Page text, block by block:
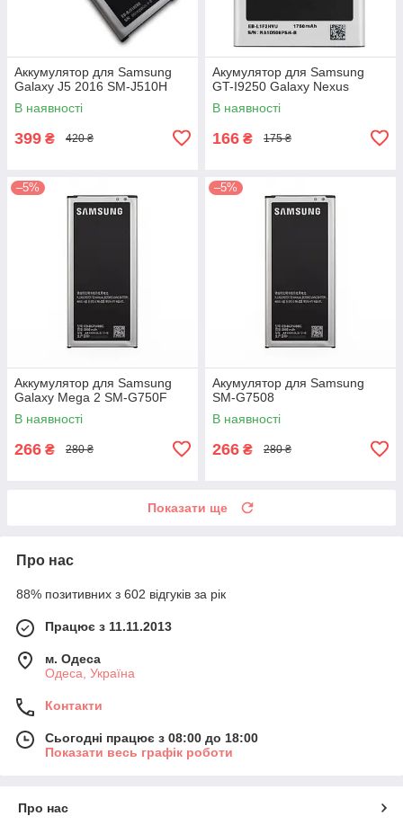
Аккумулятор для Samsung
Galaxy J5 2016 SM-J510H
В наявності
399 ₴ 420 ₴
Акумулятор для Samsung
GT-I9250 Galaxy Nexus
В наявності
166 ₴ 175 ₴
–5%
Аккумулятор для Samsung
Galaxy Mega 2 SM-G750F
В наявності
266 ₴ 280 ₴
–5%
Акумулятор для Samsung
SM-G7508
В наявності
266 ₴ 280 ₴
Показати ще
Про нас
88% позитивних з 602 відгуків за рік
Працює з 11.11.2013
м. Одеса
Одеса, Україна
Контакти
Сьогодні працює з 08:00 до 18:00
Показати весь графік роботи
Про нас